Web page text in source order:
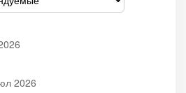
2026